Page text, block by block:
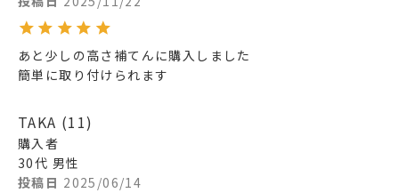
あと少しの高さ補てんに購入しました
簡単に取り付けられます
TAKA 11
購入者
30代 男性
投稿日 2025/06/14